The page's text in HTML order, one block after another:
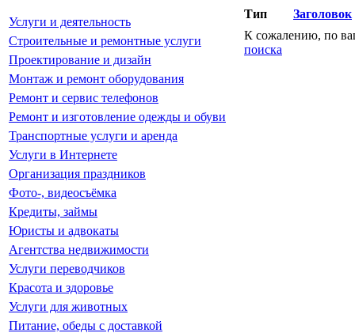
Услуги и деятельность
Строительные и ремонтные услуги
Проектирование и дизайн
Монтаж и ремонт оборудования
Ремонт и сервис телефонов
Ремонт и изготовление одежды и обуви
Транспортные услуги и аренда
Услуги в Интернете
Организация праздников
Фото-, видеосъёмка
Кредиты, займы
Юристы и адвокаты
Агентства недвижимости
Услуги переводчиков
Красота и здоровье
Услуги для животных
Питание, обеды с доставкой
Тип
Заголовок
К сожалению, по
поиска